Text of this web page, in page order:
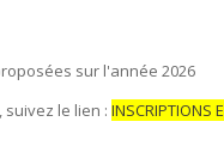
sur l'année 2026
le lien : INSCRIPTIONS